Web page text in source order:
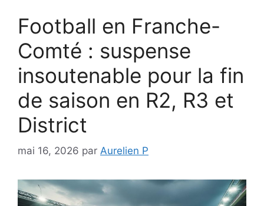
Football en Franche-
Comté : suspense
insoutenable pour la fin
de saison en R2, R3 et
District
mai 16, 2026 par Aurelien P